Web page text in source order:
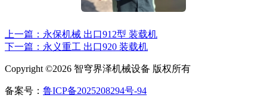
上一篇：永保机械 出口912型 装载机
下一篇：永义重工 出口920 装载机
Copyright ©2026 智穹界泽机械设备 版权所有
备案号： 鲁ICP备2025208294号-94